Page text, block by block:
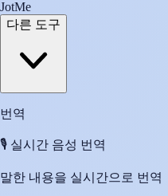
JotMe
다른 도구
번역
🎙️ 실시간 음성 번역
말한 내용을 실시간으로 번역